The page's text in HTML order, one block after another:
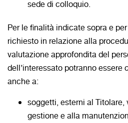
sede di colloquio.
Per le finalità indicate sopra e
richiesto in relazione alla
valutazione approfondita del
dell’interessato potranno
anche a:
soggetti, esterni al
gestione e alla